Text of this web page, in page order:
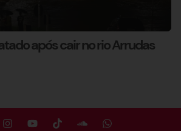
após cair no rio Arrudas